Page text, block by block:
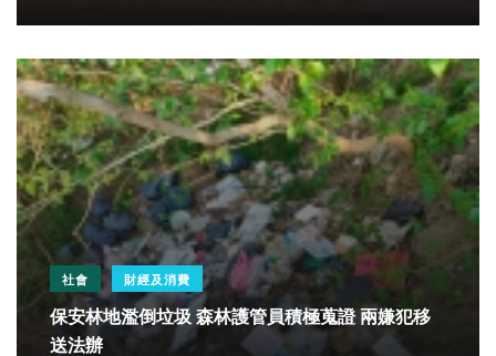
社會 財經及消費
保安林地濫倒垃圾 森林護管員積極蒐證 兩嫌犯移
送法辦